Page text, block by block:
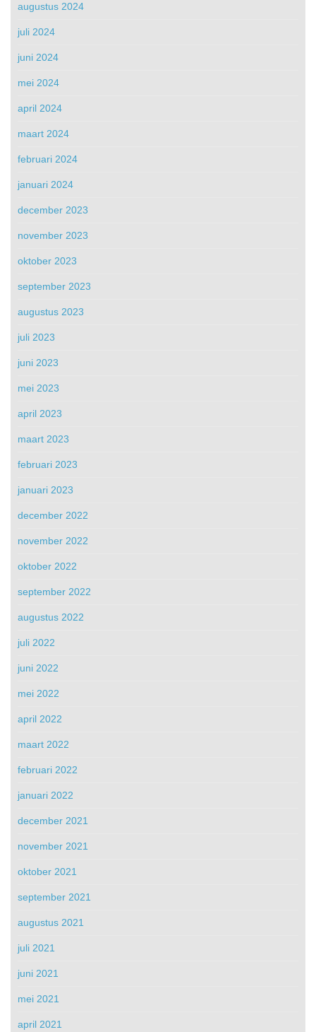
augustus 2024
juli 2024
juni 2024
mei 2024
april 2024
maart 2024
februari 2024
januari 2024
december 2023
november 2023
oktober 2023
september 2023
augustus 2023
juli 2023
juni 2023
mei 2023
april 2023
maart 2023
februari 2023
januari 2023
december 2022
november 2022
oktober 2022
september 2022
augustus 2022
juli 2022
juni 2022
mei 2022
april 2022
maart 2022
februari 2022
januari 2022
december 2021
november 2021
oktober 2021
september 2021
augustus 2021
juli 2021
juni 2021
mei 2021
april 2021